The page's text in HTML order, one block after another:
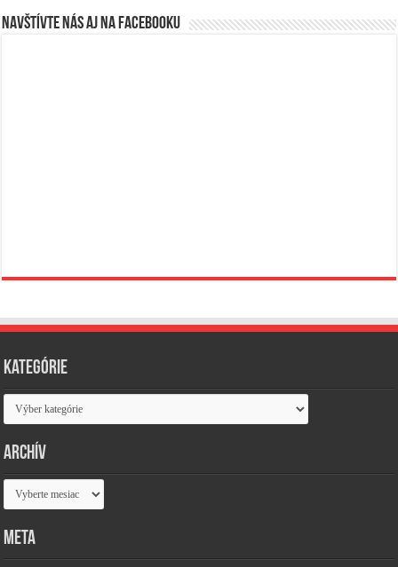
Navštívte nás aj na Facebooku
Kategórie
Kategórie
Archív
Archív
Meta